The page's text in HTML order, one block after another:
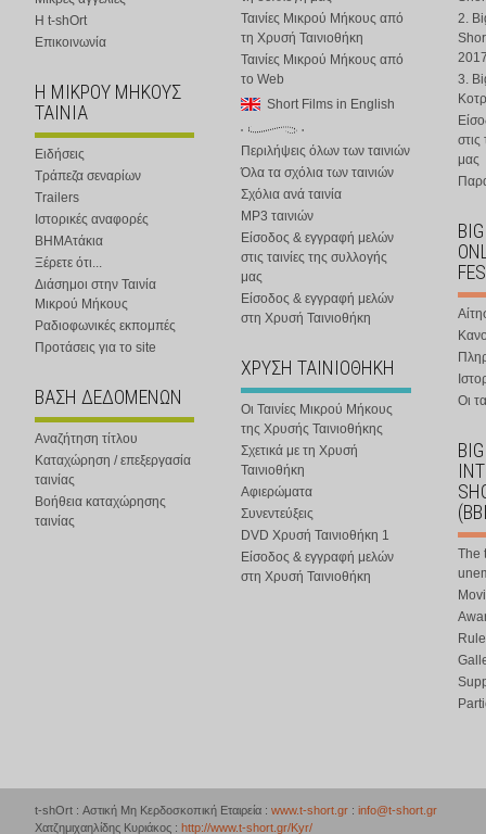
Η t-shOrt
Επικοινωνία
Η ΜΙΚΡΟΥ ΜΗΚΟΥΣ
ΤΑΙΝΙΑ
Ειδήσεις
Τράπεζα σεναρίων
Trailers
Ιστορικές αναφορές
ΒΗΜΑτάκια
Ξέρετε ότι...
Διάσημοι στην Ταινία
Μικρού Μήκους
Ραδιοφωνικές εκπομπές
Προτάσεις για το site
ΒΑΣΗ ΔΕΔΟΜΕΝΩΝ
Αναζήτηση τίτλου
Καταχώρηση / επεξεργασία
ταινίας
Βοήθεια καταχώρησης
ταινίας
Ταινίες Μικρού Μήκους από
τη Χρυσή Ταινιοθήκη
Ταινίες Μικρού Μήκους από
το Web
Short Films in English
Περιλήψεις όλων των ταινιών
Όλα τα σχόλια των ταινιών
Σχόλια ανά ταινία
MP3 ταινιών
Είσοδος & εγγραφή μελών
στις ταινίες της συλλογής
μας
Είσοδος & εγγραφή μελών
στη Χρυσή Ταινιοθήκη
ΧΡΥΣΗ ΤΑΙΝΙΟΘΗΚΗ
Οι Ταινίες Μικρού Μήκους
της Χρυσής Ταινιοθήκης
Σχετικά με τη Χρυσή
Ταινιοθήκη
Αφιερώματα
Συνεντεύξεις
DVD Χρυσή Ταινιοθήκη 1
Είσοδος & εγγραφή μελών
στη Χρυσή Ταινιοθήκη
2.
3.
στις
μας
Οι
The
t-shOrt : Αστική Μη Κερδοσκοπική Εταιρεία : www.t-short.gr : info@t-short.gr
Χατζημιχαηλίδης Κυριάκος : http://www.t-short.gr/Kyr/